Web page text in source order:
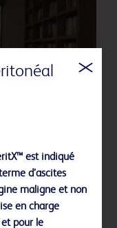
est indiqué
d’ascites
maligne et non
en charge
pour le